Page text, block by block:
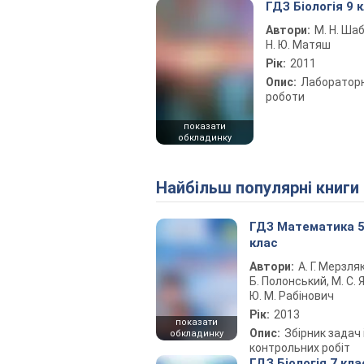
показати
обкладинку
ГДЗ Біологія 9
Автори: М. Н.
Н. Ю. Матяш
Рік: 2011
Опис:
роботи
Найбільш популярні книги
показати
обкладинку
ГДЗ Математика 5
клас
Автори: А. Г.
Б. Полонський, М. С.
Ю. М. Рабінович
Рік: 2013
Опис: Збірник задач
контрольних робіт